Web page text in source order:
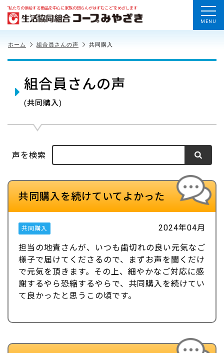
“私たちの供給する商品を中心に家族の団らんがはずむこと”をめざします
MENU
ホーム 組合員さんの声 共同購入
組合員さんの声
(共同購入)
声を検索
共同購入を続けていてよかった
共同購入 2024年04月
担当の地責さんが、いつも歯切れの良い元気なご
様子で届けてくださるので、まずお声を聞くだけ
で元気を頂きます。その上、細やかなご対応に感
謝するやら恐縮するやらで、共同購入を続けてい
て良かったと思うこの頃です。